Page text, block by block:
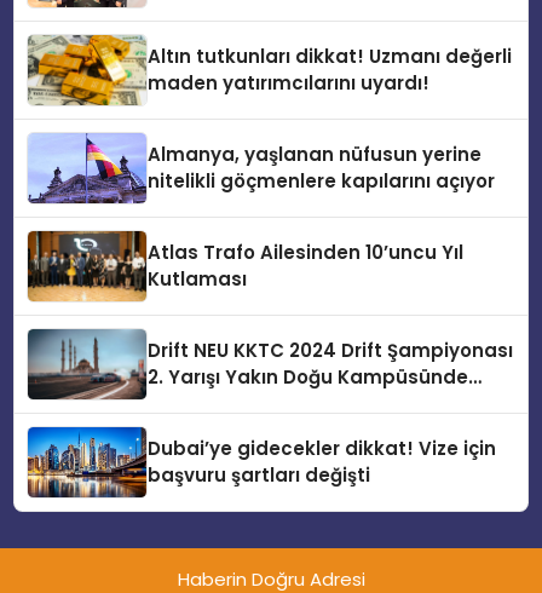
Altın tutkunları dikkat! Uzmanı değerli
maden yatırımcılarını uyardı!
Almanya, yaşlanan nüfusun yerine
nitelikli göçmenlere kapılarını açıyor
Atlas Trafo Ailesinden 10’uncu Yıl
Kutlaması
Drift NEU KKTC 2024 Drift Şampiyonası
2. Yarışı Yakın Doğu Kampüsünde
Dubai’ye gidecekler dikkat! Vize için
başvuru şartları değişti
Haberin Doğru Adresi